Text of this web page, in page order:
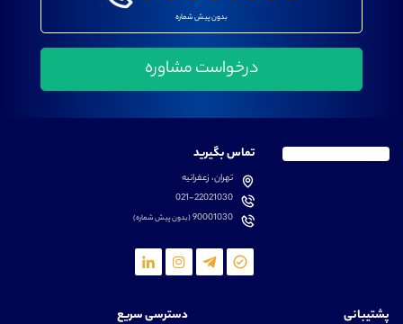
بدون پیش شماره
تماس بگیرید
تهران، زعفرانیه
021-22021030
90001030(بدون پیش شماره)
پشتیبانی دسترسی سریع